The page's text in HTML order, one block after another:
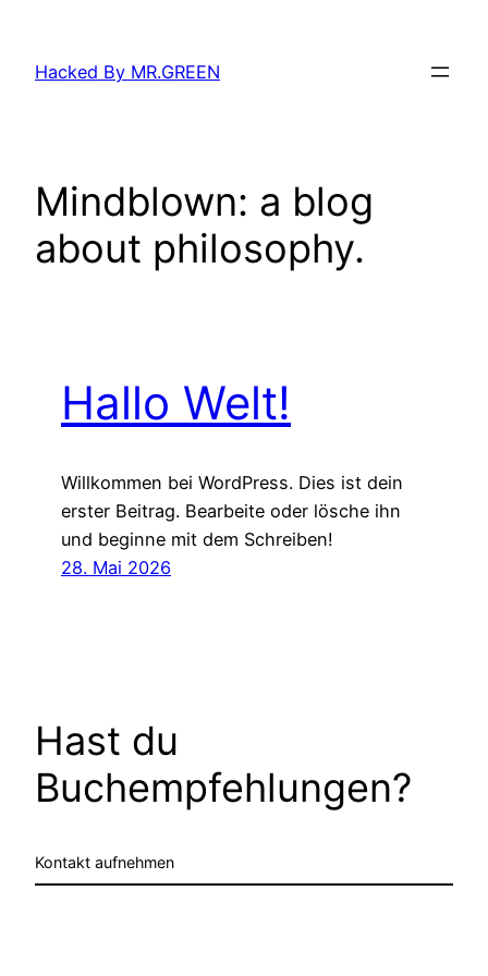
springen
Hacked By MR.GREEN
Mindblown: a blog
about philosophy.
Hallo Welt!
Willkommen bei WordPress. Dies ist dein
erster Beitrag. Bearbeite oder lösche ihn
und beginne mit dem Schreiben!
28. Mai 2026
Hast du
Buchempfehlungen?
Kontakt aufnehmen